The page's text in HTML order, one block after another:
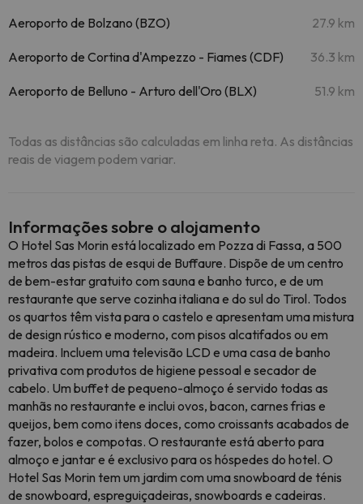
Aeroporto de Bolzano (BZO) 27.9 km
Aeroporto de Cortina d'Ampezzo - Fiames (CDF) 36.3 km
Aeroporto de Belluno - Arturo dell'Oro (BLX) 51.9 km
Todas as distâncias são calculadas em linha reta. As distâncias
reais de viagem podem variar.
Informações sobre o alojamento
O Hotel Sas Morin está localizado em Pozza di Fassa, a 500
metros das pistas de esqui de Buffaure. Dispõe de um centro
de bem-estar gratuito com sauna e banho turco, e de um
restaurante que serve cozinha italiana e do sul do Tirol. Todos
os quartos têm vista para o castelo e apresentam uma mistura
de design rústico e moderno, com pisos alcatifados ou em
madeira. Incluem uma televisão LCD e uma casa de banho
privativa com produtos de higiene pessoal e secador de
cabelo. Um buffet de pequeno-almoço é servido todas as
manhãs no restaurante e inclui ovos, bacon, carnes frias e
queijos, bem como itens doces, como croissants acabados de
fazer, bolos e compotas. O restaurante está aberto para
almoço e jantar e é exclusivo para os hóspedes do hotel. O
Hotel Sas Morin tem um jardim com uma snowboard de ténis
de snowboard, espreguiçadeiras, snowboards e cadeiras.